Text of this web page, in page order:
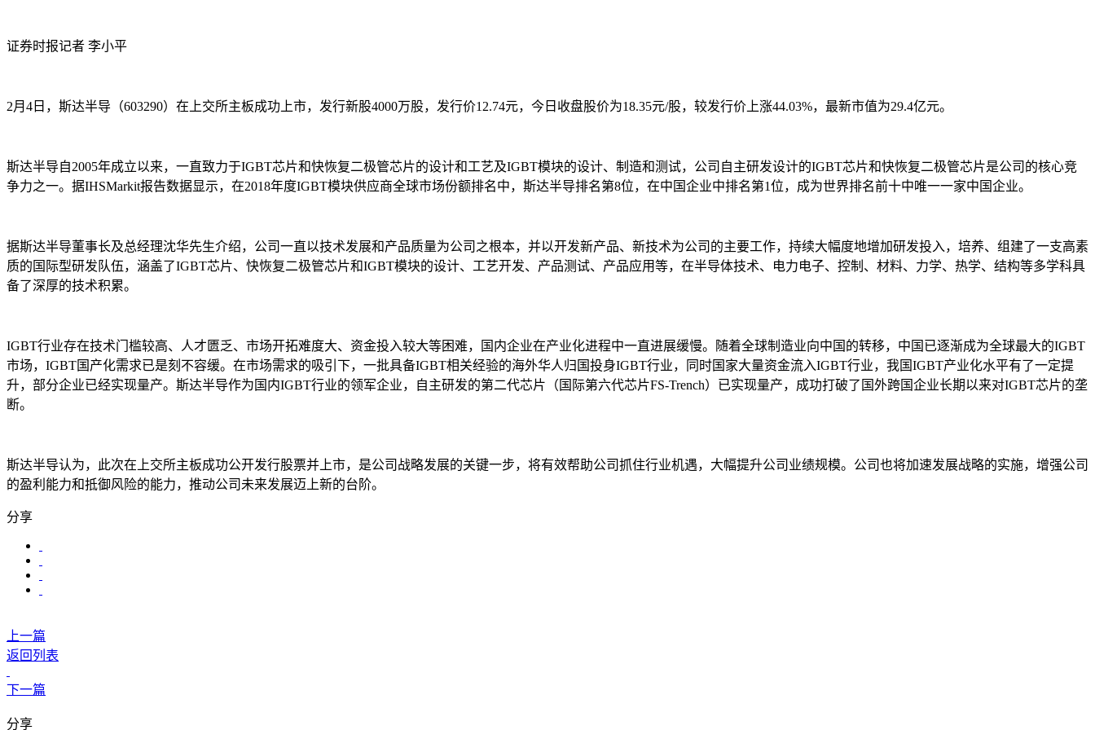
证券时报记者 李小平
2月4日，斯达半导（603290）在上交所主板成功上市，发行新股4000万股，发行价12.74元，今日收盘股价为18.35元/股，较发行价上涨44.03%，最新市值为29.4亿元。
斯达半导自2005年成立以来，一直致力于IGBT芯片和快恢复二极管芯片的设计和工艺及IGBT模块的设计、制造和测试，公司自主研发设计的IGBT芯片和快恢复二极管芯片是公司的核心竞
争力之一。据IHSMarkit报告数据显示，在2018年度IGBT模块供应商全球市场份额排名中，斯达半导排名第8位，在中国企业中排名第1位，成为世界排名前十中唯一一家中国企业。
据斯达半导董事长及总经理沈华先生介绍，公司一直以技术发展和产品质量为公司之根本，并以开发新产品、新技术为公司的主要工作，持续大幅度地增加研发投入，培养、组建了一支高素
质的国际型研发队伍，涵盖了IGBT芯片、快恢复二极管芯片和IGBT模块的设计、工艺开发、产品测试、产品应用等，在半导体技术、电力电子、控制、材料、力学、热学、结构等多学科具
备了深厚的技术积累。
IGBT行业存在技术门槛较高、人才匮乏、市场开拓难度大、资金投入较大等困难，国内企业在产业化进程中一直进展缓慢。随着全球制造业向中国的转移，中国已逐渐成为全球最大的IGBT
市场，IGBT国产化需求已是刻不容缓。在市场需求的吸引下，一批具备IGBT相关经验的海外华人归国投身IGBT行业，同时国家大量资金流入IGBT行业，我国IGBT产业化水平有了一定提
升，部分企业已经实现量产。斯达半导作为国内IGBT行业的领军企业，自主研发的第二代芯片（国际第六代芯片FS-Trench）已实现量产，成功打破了国外跨国企业长期以来对IGBT芯片的垄
断。
斯达半导认为，此次在上交所主板成功公开发行股票并上市，是公司战略发展的关键一步，将有效帮助公司抓住行业机遇，大幅提升公司业绩规模。公司也将加速发展战略的实施，增强公司
的盈利能力和抵御风险的能力，推动公司未来发展迈上新的台阶。
分享
上一篇
返回列表
下一篇
分享